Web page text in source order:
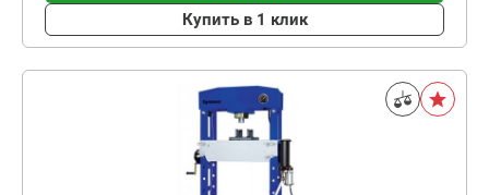
Купить в 1 клик